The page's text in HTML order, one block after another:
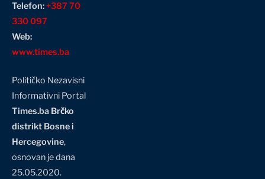
Telefon:+387 70
330 097
Web:
www.times.ba
Političko Nezavisni
Informativni Portal
Times.ba Brčko
distrikt Bosne i
Hercegovine,
osnovan je dana
25.05.2020.